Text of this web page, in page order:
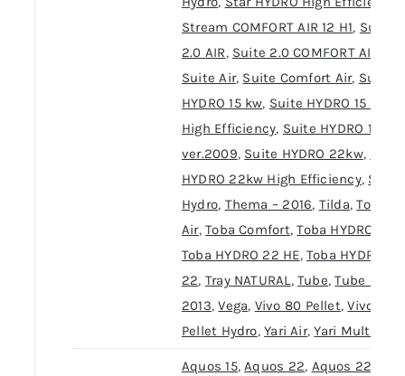
Stream COMFORT AIR 12 H1, Suite
2.0 AIR, Suite 2.0 COMFORT AIR
Suite Air, Suite Comfort Air, Suite
HYDRO 15 kw, Suite HYDRO 15 kw
High Efficiency, Suite HYDRO 15 kw
ver.2009, Suite HYDRO 22kw,
HYDRO 22kw High Efficiency,
Hydro, Thema – 2016, Tilda,Toba
Air,Toba Comfort,Toba HYDRO 22
Toba HYDRO 22 HE,Toba HYDRO/S
22, Tray NATURAL,Tube,Tube –
2013,Vega, Vivo 80 Pellet,Vivo 85
Pellet Hydro,Yari Air,Yari Multiair
Aquos 15,Aquos 22, Aquos 22/S